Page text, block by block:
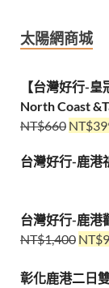
太陽網商城
【台灣好行-
North Coast
NT$660 NT$
台灣好行-鹿港
台灣好行-鹿港
NT$1,400 NT$
彰化鹿港二日